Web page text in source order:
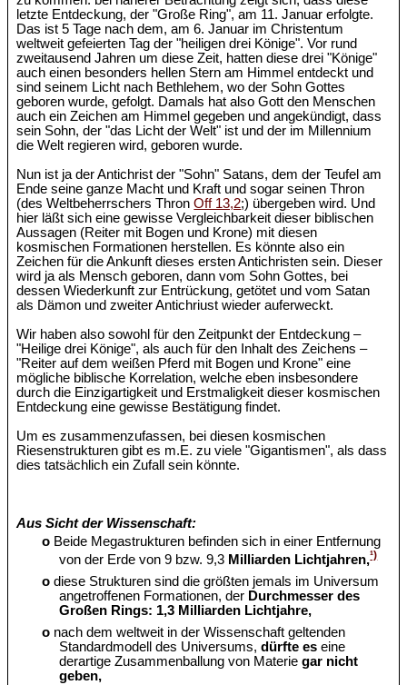
letzte Entdeckung, der "Große Ring", am 11. Januar erfolgte.
Das ist 5 Tage nach dem, am 6. Januar im Christentum
weltweit gefeierten Tag der "heiligen drei Könige". Vor rund
zweitausend Jahren um diese Zeit, hatten diese drei "Könige"
auch einen besonders hellen Stern am Himmel entdeckt und
sind seinem Licht nach Bethlehem, wo der Sohn Gottes
geboren wurde, gefolgt. Damals hat also Gott den Menschen
auch ein Zeichen am Himmel gegeben und angekündigt, dass
sein Sohn, der "das Licht der Welt" ist und der im Millennium
die Welt regieren wird, geboren wurde.
Nun ist ja der Antichrist der "Sohn" Satans, dem der Teufel am
Ende seine ganze Macht und Kraft und sogar seinen Thron
(des Weltbeherrschers ThronOff 13,2;) übergeben wird. Und
hier läßt sich eine gewisse Vergleichbarkeit dieser biblischen
Aussagen (Reiter mit Bogen und Krone) mit diesen
kosmischen Formationen herstellen. Es könnte also ein
Zeichen für die Ankunft dieses ersten Antichristen sein. Dieser
wird ja als Mensch geboren, dann vom Sohn Gottes, bei
dessen Wiederkunft zur Entrückung, getötet und vom Satan
als Dämon und zweiter Antichriust wieder auferweckt.
Wir haben also sowohl für den Zeitpunkt der Entdeckung –
"Heilige drei Könige", als auch für den Inhalt des Zeichens –
"Reiter auf dem weißen Pferd mit Bogen und Krone" eine
mögliche biblische Korrelation, welche eben insbesondere
durch die Einzigartigkeit und Erstmaligkeit dieser kosmischen
Entdeckung eine gewisse Bestätigung findet.
Um es zusammenzufassen, bei diesen kosmischen
Riesenstrukturen gibt es m.E. zu viele "Gigantismen", als dass
dies tatsächlich ein Zufall sein könnte.
Aus Sicht der Wissenschaft:
o Beide Megastrukturen befinden sich in einer Entfernung
von der Erde von 9 bzw. 9,3 Milliarden Lichtjahren,¹)
o diese Strukturen sind die größten jemals im Universum
angetroffenen Formationen, der Durchmesser des
Großen Rings: 1,3 Milliarden Lichtjahre,
o nach dem weltweit in der Wissenschaft geltenden
Standardmodell des Universums,dürfte eseine
derartige Zusammenballung von Materiegar nicht
geben,